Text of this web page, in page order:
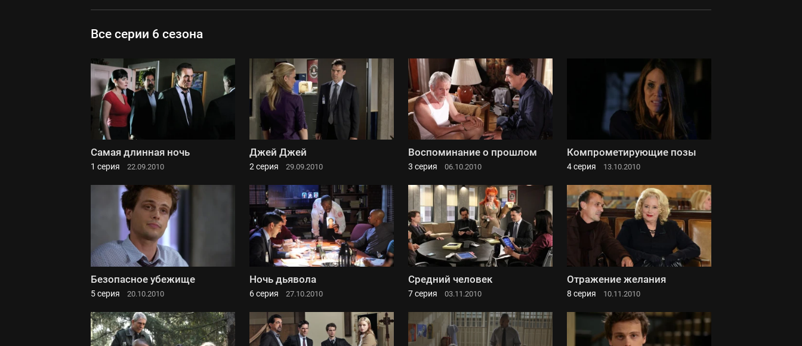
Все серии 6 сезона
Самая длинная ночь
1 серия 22.09.2010
Джей Джей
2 серия 29.09.2010
Воспоминание о прошлом
3 серия 06.10.2010
Компрометирующие позы
4 серия 13.10.2010
Безопасное убежище
5 серия 20.10.2010
Ночь дьявола
6 серия 27.10.2010
Средний человек
7 серия 03.11.2010
Отражение желания
8 серия 10.11.2010